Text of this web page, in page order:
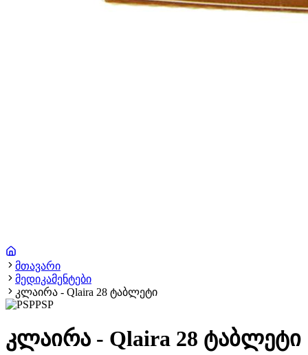
მთავარი
მედიკამენტები
კლაირა - Qlaira 28 ტაბლეტი
PSP
კლაირა - Qlaira 28 ტაბლეტი